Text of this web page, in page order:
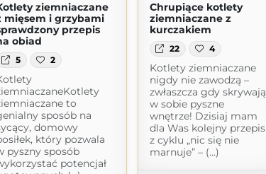
ziemniaczane
mięsem i grzybami
przepis
obiad
5 2
to
sposób na
domowy
który pozwala
pyszny sposób
potencjał
Chrupiące kotlety
ziemniaczane z
kurczakiem
22 4
Kotlety ziemniaczane
nigdy nie zawodzą –
zwłaszcza gdy skrywają
w sobie pyszne
wnętrze! Dzisiaj mam
dla Was kolejny przepis
z cyklu „nic się nie
marnuje” – (...)